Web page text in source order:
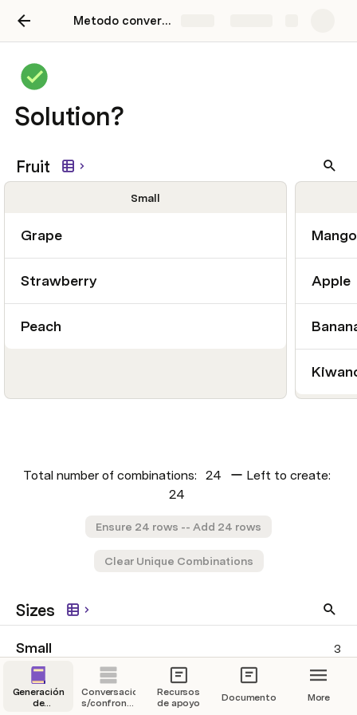
Metodo conversacional de escenarios Venezuela
Solution?
Fruit
Small
Grape
Strawberry
Peach
Mango
Apple
Total number of combinations: 24
ー Left to create:
24
Ensure 24 rows -- Add 24 rows
Clear Unique Combinations
Sizes
Small
3
Grape
Strawberry Peach
Medium
Generación
de
Conversaciones
s/confrontación:
Recursos
de apoyo
Documentos More